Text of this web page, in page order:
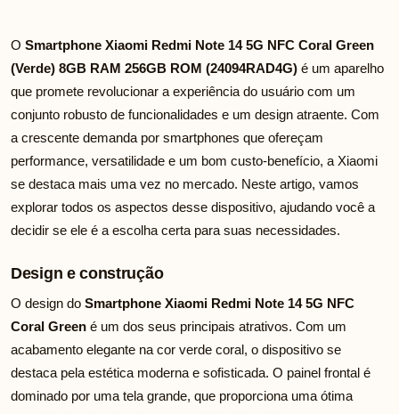
O Smartphone Xiaomi Redmi Note 14 5G NFC Coral Green
(Verde) 8GB RAM 256GB ROM (24094RAD4G) é um aparelho
que promete revolucionar a experiência do usuário com um
conjunto robusto de funcionalidades e um design atraente. Com
a crescente demanda por smartphones que ofereçam
performance, versatilidade e um bom custo-benefício, a Xiaomi
se destaca mais uma vez no mercado. Neste artigo, vamos
explorar todos os aspectos desse dispositivo, ajudando você a
decidir se ele é a escolha certa para suas necessidades.
Design e construção
O design do Smartphone Xiaomi Redmi Note 14 5G NFC
Coral Green é um dos seus principais atrativos. Com um
acabamento elegante na cor verde coral, o dispositivo se
destaca pela estética moderna e sofisticada. O painel frontal é
dominado por uma tela grande, que proporciona uma ótima